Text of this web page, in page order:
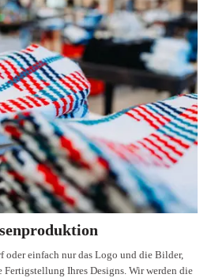
oder einfach nur das Logo und die Bilder,
Ihres Designs. Wir werden die